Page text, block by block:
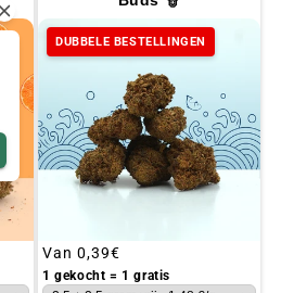
DUBBELE BESTELLINGEN
Gebruikelijke
prijs
Van 0,39€
1 gekocht = 1 gratis